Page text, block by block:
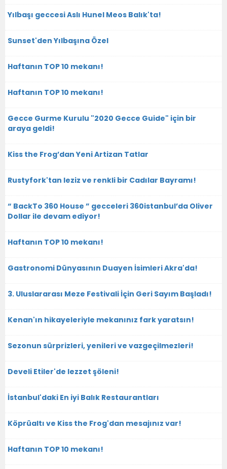
Yılbaşı geccesi Aslı Hunel Meos Balık'ta!
Sunset'den Yılbaşına Özel
Haftanın TOP 10 mekanı!
Haftanın TOP 10 mekanı!
Gecce Gurme Kurulu "2020 Gecce Guide" için bir
araya geldi!
Kiss the Frog’dan Yeni Artizan Tatlar
Rustyfork'tan leziz ve renkli bir Cadılar Bayramı!
“ BackTo 360 House ” gecceleri 360istanbul’da Oliver
Dollar ile devam ediyor!
Haftanın TOP 10 mekanı!
Gastronomi Dünyasının Duayen İsimleri Akra'da!
3. Uluslararası Meze Festivali İçin Geri Sayım Başladı!
Kenan'ın hikayeleriyle mekanınız fark yaratsın!
Sezonun sürprizleri, yenileri ve vazgeçilmezleri!
Develi Etiler'de lezzet şöleni!
İstanbul'daki En iyi Balık Restaurantları
Köprüaltı ve Kiss the Frog'dan mesajınız var!
Haftanın TOP 10 mekanı!